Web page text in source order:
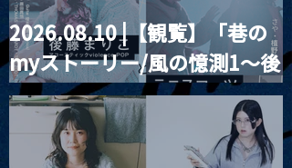
2026.05.02 |【観覧】哀
と凛人の無所属 単独営利
目的ライヴ「月下奇人の
三夜」第一夜
2026.08.10 |【観覧】「巷の
myストーリー/風の憶測1～後
藤まりこアコースティック
violence POPとテニスコー
ツ」